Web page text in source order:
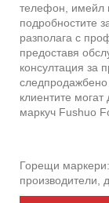
телефон, имейл
подробностите
разполага с
предоставя
консултация за
следпродажбено
клиентите могат
маркуч Fushuo
Горещи
производители,